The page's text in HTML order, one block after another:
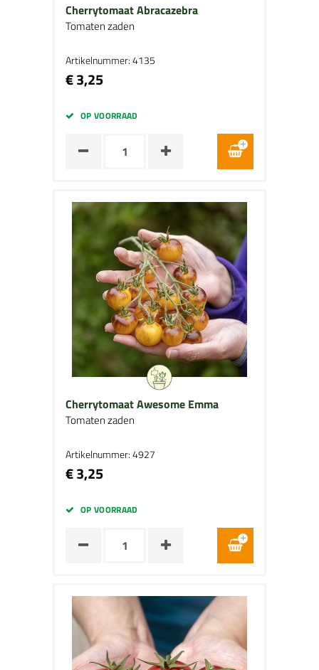
Cherrytomaat Abracazebra
Tomaten zaden
Artikelnummer: 4135
€ 3,25
OP VOORRAAD
Cherrytomaat Awesome Emma
Tomaten zaden
Artikelnummer: 4927
€ 3,25
OP VOORRAAD